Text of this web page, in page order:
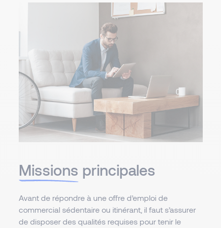
Missions principales
Avant de répondre à une offre d’emploi de
commercial sédentaire ou itinérant, il faut s’assurer
de disposer des qualités requises pour tenir le